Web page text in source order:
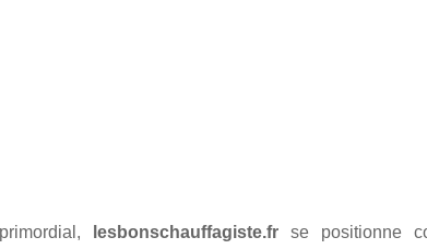
lesbonschauffagiste.fr se positionne